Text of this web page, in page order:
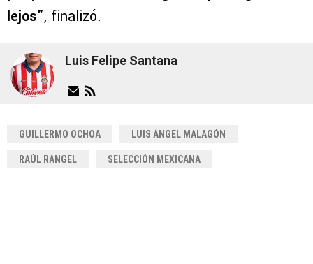
lejos”, finalizó.
Luis Felipe Santana
GUILLERMO OCHOA LUIS ÁNGEL MALAGÓN
RAÚL RANGEL SELECCIÓN MEXICANA